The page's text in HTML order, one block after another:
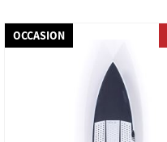
OCCASION